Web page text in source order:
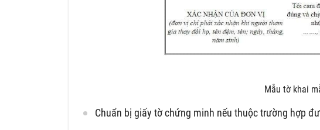
Mẫu tờ khai
Chuẩn bị giấy tờ chứng minh nếu thuộc trường hợp